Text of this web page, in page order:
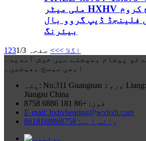
ملی میٹر HXHV فلینج کروم
فلینجڈ ڈیپ گروو بال
بیئرنگ
1 23 اگلا >>> صفحہ 1/3
تو پیغام بھیجنے میں خوش آمدید۔
ابھی میسج بھیجیں۔
پتہ: No.311 Guangnan روڈ، Liangxi ڈسٹرکٹ، Wuxi
Jiangsu China
فون: +86 181 6886 8758
E-mail: hxhvbearing@wxhxh.com
واٹس ایپ: 8618168868758